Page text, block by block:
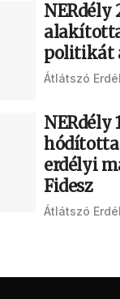
NERdély
politikát
Átlátszó
NERdély
hódította
erdélyi
Fidesz
Átlátszó